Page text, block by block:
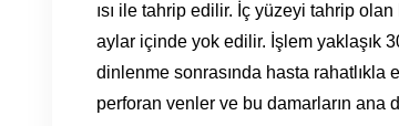
ısı ile tahrip edilir. İç yüzeyi tahrip
aylar içinde yok edilir. İşlem yaklaşık
dinlenme sonrasında hasta
perforan venler ve bu damarların ana